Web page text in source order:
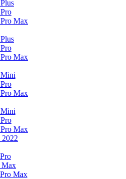
Max
Max
Mini
Max
Mini
Max
2022
Max
Max